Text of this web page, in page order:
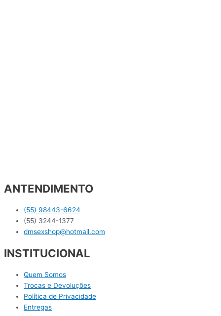
ANTENDIMENTO
(55) 98443-6624
(55) 3244-1377
dmsexshop@hotmail.com
INSTITUCIONAL
Quem Somos
Trocas e Devoluções
Política de Privacidade
Entregas